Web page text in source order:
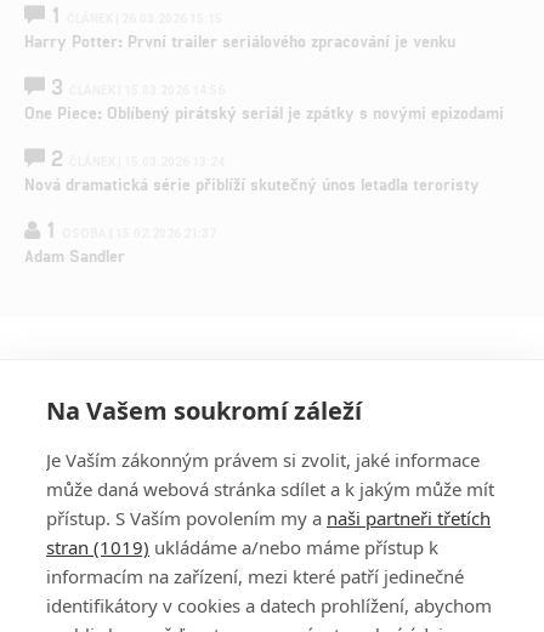
1
Harry Potter: První trailer seriálového zpracování je venku
3
One Piece: Oblíbený pirátský seriál je zpátky s novými epizodami
2
Nová dramatická série přiblíží skutečný únos letadla teroristy
1
Adam Sandler
PŘIHLÁSIT
REGISTROVAT
DISKUZE
Na Vašem soukromí záleží
Je Vaším zákonným právem si zvolit, jaké informace
může daná webová stránka sdílet a k jakým může mít
přístup. S Vaším povolením my a naši partneři třetích
stran (1019) ukládáme a/nebo máme přístup k
informacím na zařízení, mezi které patří jedinečné
identifikátory v cookies a datech prohlížení, abychom